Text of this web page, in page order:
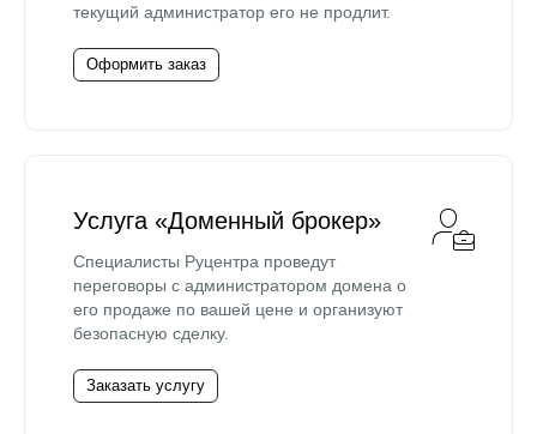
текущий администратор его не продлит.
Оформить заказ
Услуга «Доменный брокер»
Специалисты Руцентра проведут
переговоры с администратором домена о
его продаже по вашей цене и организуют
безопасную сделку.
Заказать услугу